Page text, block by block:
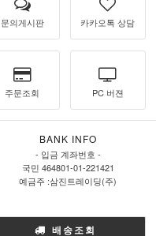
문의게시판 카카오톡 상담
주문조회 PC 버젼
BANK INFO
- 입금 계좌번호 -
국민 464801-01-221421
예금주 :삼진트레이딩(주)
배송조회